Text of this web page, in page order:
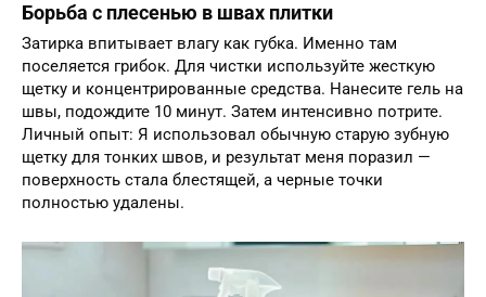
Борьба с плесенью в швах плитки
Затирка впитывает влагу как губка. Именно там
поселяется грибок. Для чистки используйте жесткую
щетку и концентрированные средства. Нанесите гель на
швы, подождите 10 минут. Затем интенсивно потрите.
Личный опыт: Я использовал обычную старую зубную
щетку для тонких швов, и результат меня поразил —
поверхность стала блестящей, а черные точки
полностью удалены.